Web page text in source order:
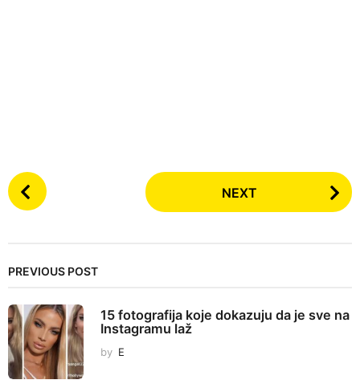
P
o
P
g
i
n
a
NEXT
PREVIOUS POST
15 fotografija koje dokazuju da je sve na
Instagramu laž
by E